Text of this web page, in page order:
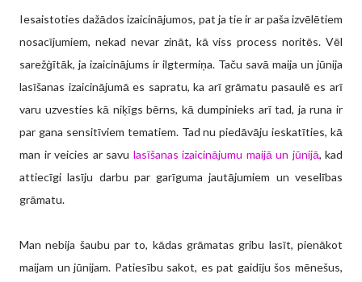
Iesaistoties dažādos izaicinājumos, pat ja tie ir ar paša izvēlētiem
nosacījumiem, nekad nevar zināt, kā viss process noritēs. Vēl
sarežģītāk, ja izaicinājums ir ilgtermiņa. Taču savā maija un jūnija
lasīšanas izaicinājumā es sapratu, ka arī grāmatu pasaulē es arī
varu uzvesties kā niķīgs bērns, kā dumpinieks arī tad, ja runa ir
par gana sensitīviem tematiem. Tad nu piedāvāju ieskatīties, kā
man ir veicies ar savu lasīšanas izaicinājumu maijā un jūnijā, kad
attiecīgi lasīju darbu par garīguma jautājumiem un veselības
grāmatu.
Man nebija šaubu par to, kādas grāmatas gribu lasīt, pienākot
maijam un jūnijam. Patiesību sakot, es pat gaidīju šos mēnešus,